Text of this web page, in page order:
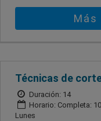
Más
Técnicas de
Duración: 14
Horario: Completa:
Lunes